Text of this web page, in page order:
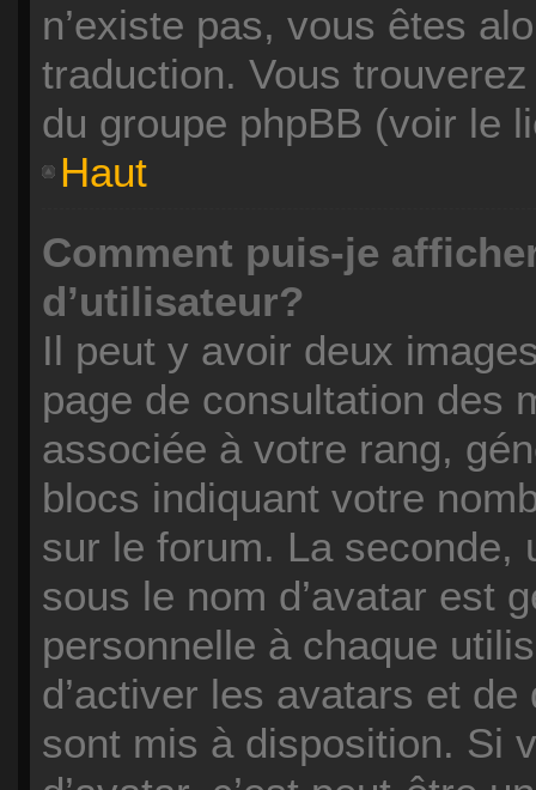
n’existe pas, vous êtes
traduction. Vous
du groupe phpBB (voir le
Haut
Comment puis-je
d’utilisateur?
Il peut y avoir deux
page de consultation des
associée à votre rang,
blocs indiquant votre
sur le forum. La seconde,
sous le nom d’avatar est
personnelle à chaque
d’activer les avatars et
sont mis à disposition. Si